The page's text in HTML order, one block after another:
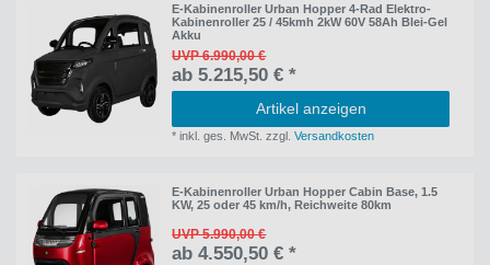
E-Kabinenroller Urban Hopper 4-Rad Elektro-
Kabinenroller 25 / 45kmh 2kW 60V 58Ah Blei-Gel
Akku
UVP 6.990,00 €
ab 5.215,50 € *
Artikel anzeigen
*inkl. ges. MwSt. zzgl.Versandkosten
E-Kabinenroller Urban Hopper Cabin Base, 1.5
KW, 25 oder 45 km/h, Reichweite 80km
UVP 5.990,00 €
ab 4.550,50 € *